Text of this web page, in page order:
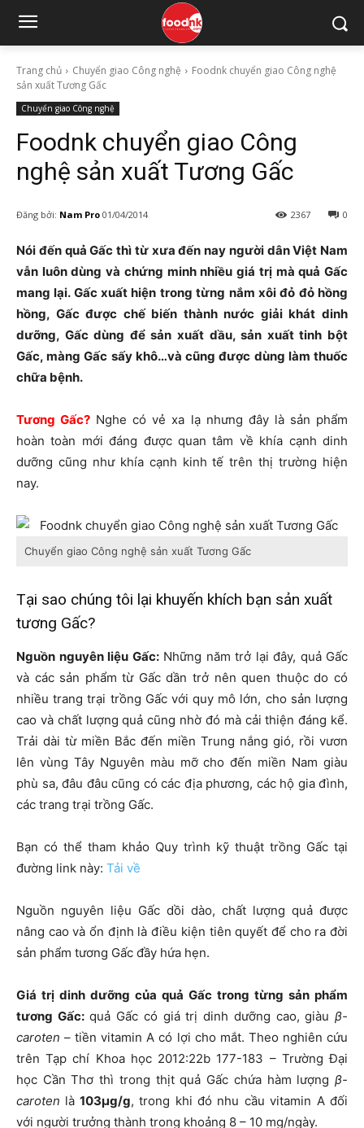
Trang chủ Chuyển giao Công nghệ
Foodnk chuyển giao Công nghệ
sản xuất Tương Gấc
Chuyển giao Công nghệ
Foodnk chuyển giao Công
nghệ sản xuất Tương Gấc
Đăng bởi: Nam Pro 01/04/2014 0
2367
Nói đến quả Gấc thì từ xưa đến nay người dân Việt Nam
vẫn luôn dùng và chứng minh nhiều giá trị mà quả Gấc
mang lại. Gấc xuất hiện trong từng nắm xôi đỏ đỏ hồng
hồng, Gấc được chế biến thành nước giải khát dinh
dưỡng, Gấc dùng để sản xuất dầu, sản xuất tinh bột
Gấc, màng Gấc sấy khô…và cũng được dùng làm thuốc
chữa bệnh.
Tương Gấc? Nghe có vẻ xa lạ nhưng đây là sản phẩm
hoàn toàn mới đáng được quan tâm về khía cạnh dinh
dưỡng cũng như khía cạnh kinh tế trên thị trường hiện
nay.
Chuyển giao Công nghệ sản xuất Tương Gấc
Tại sao chúng tôi lại khuyến khích bạn sản xuất
tương Gấc?
Nguồn nguyên liệu Gấc:Những năm trở lại đây, quả Gấc
và các sản phẩm từ Gấc dần trở nên quen thuộc do có
nhiều trang trại trồng Gấc với quy mô lớn, cho sản lượng
cao và chất lượng quả cũng nhờ đó mà cải thiện đáng kể.
Trải dài từ miền Bắc đến miền Trung nắng gió, rồi vươn
lên vùng Tây Nguyên màu mỡ cho đến miền Nam giàu
phù sa, đâu đâu cũng có các địa phương, các hộ gia đình,
các trang trại trồng Gấc.
Bạn có thể tham khảo Quy trình kỹ thuật trồng Gấc tại
đường link này: Tải về
Nguồn nguyên liệu Gấc dồi dào, chất lượng quả được
nâng cao và ổn định là điều kiện tiên quyết để cho ra đời
sản phẩm tương Gấc đầy hứa hẹn.
Giá trị dinh dưỡng của quả Gấc trong từng sản phẩm
tương Gấc:quả Gấc có giá trị dinh dưỡng cao, giàuβ-
caroten – tiền vitamin A có lợi cho mắt. Theo nghiên cứu
trên Tạp chí Khoa học 2012:22b 177-183 – Trường Đại
học Cần Thơ thì trong thịt quả Gấc chứa hàm lượng β-
caroten là 103µg/g, trong khi đó nhu cầu vitamin A đối
với người trưởng thành trong khoảng 8 – 10 mg/ngày.